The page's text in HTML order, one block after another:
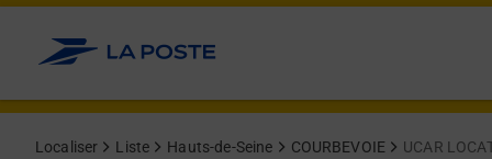
Allez au contenu
Localiser Liste Hauts-de-Seine COURBEVOIE UCAR
Day of the WeekHours
Get directions to Relais Pickup at 81 RUE DE COLOMBES
lien s'ouvre dans un nouvel onglet